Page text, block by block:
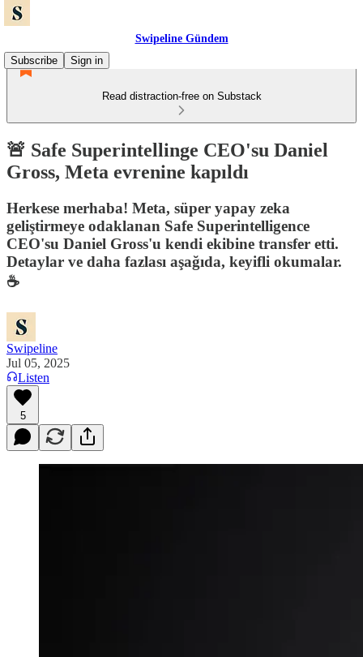
Swipeline Gündem
Subscribe
Sign in
Read distraction-free on Substack
🚨 Safe Superintellinge CEO'su Daniel
Gross, Meta evrenine kapıldı
Herkese merhaba! Meta, süper yapay zeka
geliştirmeye odaklanan Safe Superintelligence
CEO'su Daniel Gross'u kendi ekibine transfer etti.
Detaylar ve daha fazlası aşağıda, keyifli okumalar.
☕️
Swipeline
Jul 05, 2025
Listen
5